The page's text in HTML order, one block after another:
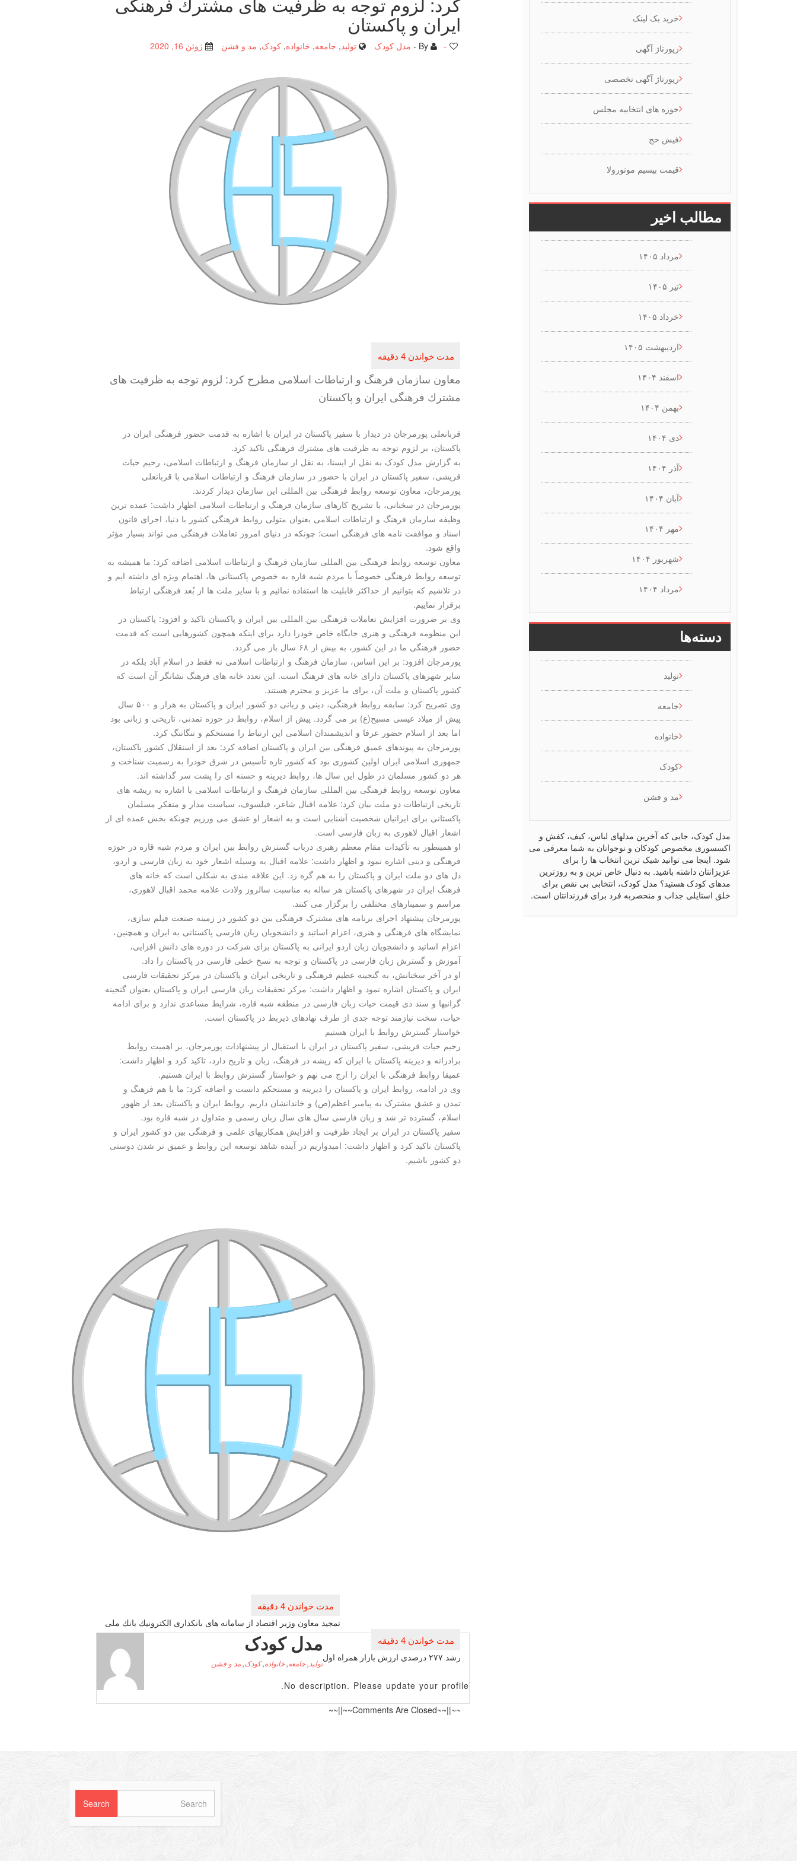
ایران و پاكستان
مدل کودک تولید, جامعه, خانواده, کودک, مد و فشن ژوئن 16, 2020 -
معاون سازمان فرهنگ و ارتباطات اسلامی مطرح كرد: لزوم توجه به ظرفیت های
مشترك فرهنگی ایران و پاكستان
قربانعلی پورمرجان در دیدار با سفیر پاكستان در ایران با اشاره به قدمت حضور فرهنگی ایران در
پاكستان، بر لزوم توجه به ظرفیت های مشترك فرهنگی تاكید كرد.
به گزارش مدل کودک به نقل از ایسنا، به نقل از سازمان فرهنگ و ارتباطات اسلامی، رحیم حیات
قریشی، سفیر پاکستان در ایران با حضور در سازمان فرهنگ و ارتباطات اسلامی با قربانعلی
پورمرجان، معاون توسعه روابط فرهنگی بین المللی این سازمان دیدار کردند.
پورمرجان در سخنانی، با تشریح کارهای سازمان فرهنگ و ارتباطات اسلامی اظهار داشت: عمده ترین
وظیفه سازمان فرهنگ و ارتباطات اسلامی بعنوان متولی روابط فرهنگی کشور با دنیا، اجرای قانون
اسناد و موافقت نامه های فرهنگی است؛ چونکه در دنیای امروز تعاملات فرهنگی می تواند بسیار مؤثر
واقع شود.
معاون توسعه روابط فرهنگی بین المللی سازمان فرهنگ و ارتباطات اسلامی اضافه کرد: ما همیشه به
توسعه روابط فرهنگی خصوصاً با مردم شبه قاره به خصوص پاکستانی ها، اهتمام ویژه ای داشته ایم و
در تلاشیم که بتوانیم از حداکثر قابلیت ها استفاده نمائیم و با سایر ملت ها از بُعد فرهنگی ارتباط
برقرار نماییم.
وی بر ضرورت افزایش تعاملات فرهنگی بین المللی بین ایران و پاکستان تاکید و افزود: پاکستان در
این منظومه فرهنگی و هنری جایگاه خاص خودرا دارد برای اینکه همچون کشورهایی است که قدمت
حضور فرهنگی ما در این کشور، به بیش از ۶۸ سال باز می گردد.
پورمرجان افزود: بر این اساس، سازمان فرهنگ و ارتباطات اسلامی نه فقط در اسلام آباد بلکه در
سایر شهرهای پاکستان دارای خانه های فرهنگ است. این تعدد خانه های فرهنگ نشانگر آن است که
کشور پاکستان و ملت آن، برای ما عزیز و محترم هستند.
وی تصریح کرد: سابقه روابط فرهنگی، دینی و زبانی دو کشور ایران و پاکستان به هزار و ۵۰۰ سال
پیش از میلاد عیسی مسیح(ع) بر می گردد. پیش از اسلام، روابط در حوزه تمدنی، تاریخی و زبانی بود
اما بعد از اسلام حضور عرفا و اندیشمندان اسلامی این ارتباط را مستحکم و تنگاتنگ کرد.
پورمرجان به پیوندهای عمیق فرهنگی بین ایران و پاکستان اضافه کرد: بعد از استقلال کشور پاکستان،
جمهوری اسلامی ایران اولین کشوری بود که کشور تازه تأسیس در شرق خودرا به رسمیت شناخت و
هر دو کشور مسلمان در طول این سال ها، روابط دیرینه و حسنه ای را پشت سر گذاشته اند.
معاون توسعه روابط فرهنگی بین المللی سازمان فرهنگ و ارتباطات اسلامی با اشاره به ریشه های
تاریخی ارتباطات دو ملت بیان کرد: علامه اقبال شاعر، فیلسوف، سیاست مدار و متفکر مسلمان
پاکستانی برای ایرانیان شخصیت آشنایی است و به اشعار او عشق می ورزیم چونکه بخش عمده ای از
اشعار اقبال لاهوری به زبان فارسی است.
او همینطور به تأکیدات مقام معظم رهبری درباب گسترش روابط بین ایران و مردم شبه قاره در حوزه
فرهنگی و دینی اشاره نمود و اظهار داشت: علامه اقبال به وسیله اشعار خود به زبان فارسی و اردو،
دل های دو ملت ایران و پاکستان را به هم گره زد. این علاقه مندی به شکلی است که خانه های
فرهنگ ایران در شهرهای پاکستان هر ساله به مناسبت سالروز ولادت علامه محمد اقبال لاهوری،
مراسم و سمینارهای مختلفی را برگزار می کنند.
پورمرجان پیشنهاد اجرای برنامه های مشترک فرهنگی بین دو کشور در زمینه صنعت فیلم سازی،
نمایشگاه های فرهنگی و هنری، اعزام اساتید و دانشجویان زبان فارسی پاکستانی به ایران و همچنین،
اعزام اساتید و دانشجویان زبان اردو ایرانی به پاکستان برای شرکت در دوره های دانش افزایی،
آموزش و گسترش زبان فارسی در پاکستان و توجه به نسخ خطی فارسی در پاکستان را داد.
او در آخر سخنانش، به گنجینه عظیم فرهنگی و تاریخی ایران و پاکستان در مرکز تحقیقات فارسی
ایران و پاکستان اشاره نمود و اظهار داشت: مرکز تحقیقات زبان فارسی ایران و پاکستان بعنوان گنجینه
گرانبها و سند ذی قیمت حیات زبان فارسی در منطقه شبه قاره، شرایط مساعدی ندارد و برای ادامه
حیات، سخت نیازمند توجه جدی از طرف نهادهای ذیربط در پاکستان است.
خواستار گسترش روابط با ایران هستیم
رحیم حیات قریشی، سفیر پاکستان در ایران با استقبال از پیشنهادات پورمرجان، بر اهمیت روابط
برادرانه و دیرینه پاکستان با ایران که ریشه در فرهنگ، زبان و تاریخ دارد، تاکید کرد و اظهار داشت:
عمیقا روابط فرهنگی با ایران را ارج می نهم و خواستار گسترش روابط با ایران هستیم.
وی در ادامه، روابط ایران و پاکستان را دیرینه و مستحکم دانست و اضافه کرد: ما با هم فرهنگ و
تمدن و عشق مشترک به پیامبر اعظم(ص) و خاندانشان داریم. روابط ایران و پاکستان بعد از ظهور
اسلام، گسترده تر شد و زبان فارسی سال های سال زبان رسمی و متداول در شبه قاره بود.
سفیر پاکستان در ایران بر ایجاد ظرفیت و افزایش همکاریهای علمی و فرهنگی بین دو کشور ایران و
پاکستان تاکید کرد و اظهار داشت: امیدواریم در آینده شاهد توسعه این روابط و عمیق تر شدن دوستی
دو کشور باشیم.
تمجید معاون وزیر اقتصاد از سامانه های بانكداری الكترونیك بانك ملی
رشد ۲۷۷ درصدی ارزش بازار همراه اول
مدل کودک
تولید ,جامعه,خانواده,کودک, مد و فشن
No description. Please update your profile.
~~||~~Comments Are Closed~~||~~
خرید بک لینک
رپورتاژ آگهی
رپورتاژ آگهی تخصصی
حوزه های انتخابیه مجلس
فیش حج
قیمت بیسیم موتورولا
مطالب اخیر
مرداد ۱۴۰۵
تیر ۱۴۰۵
خرداد ۱۴۰۵
اردیبهشت ۱۴۰۵
اسفند ۱۴۰۴
بهمن ۱۴۰۴
دی ۱۴۰۴
آذر ۱۴۰۴
آبان ۱۴۰۴
مهر ۱۴۰۴
شهریور ۱۴۰۴
مرداد ۱۴۰۴
دسته‌ها
تولید
جامعه
خانواده
کودک
مد و فشن
مدل کودک، جایی که آخرین مدلهای لباس، کیف، کفش و
اکسسوری مخصوص کودکان و نوجوانان به شما معرفی می
شود. اینجا می توانید شیک ترین انتخاب ها را برای
عزیزانتان داشته باشید. به دنبال خاص ترین و به روزترین
مدهای کودک هستید؟ مدل کودک، انتخابی بی نقص برای
خلق استایلی جذاب و منحصربه فرد برای فرزندانتان است.